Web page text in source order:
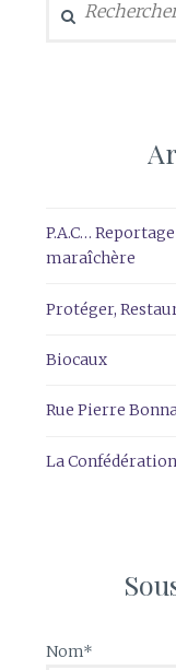
P.A.C…
maraîchère
Protéger,
Biocaux
Rue Pierre
La
Nom*